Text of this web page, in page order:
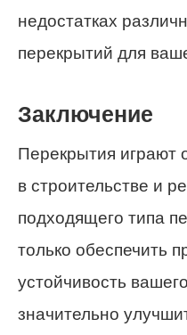
недостатках
перекрытий для
Заключение
Перекрытия играют
в строительстве и
подходящего типа
только обеспечить
устойчивость
значительно